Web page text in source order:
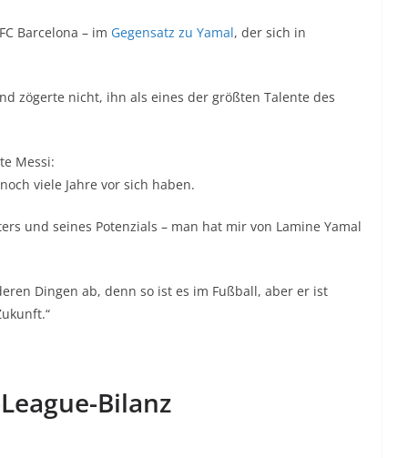
Barcelona – im Gegensatz zu Yamal, der sich in
zögerte nicht, ihn als eines der größten Talente des
Messi:
viele Jahre vor sich haben.
und seines Potenzials – man hat mir von Lamine Yamal
Dingen ab, denn so ist es im Fußball, aber er ist
Bilanz